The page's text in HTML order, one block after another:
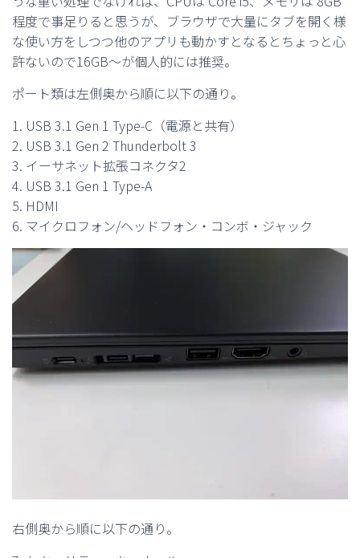
程度で事足りると思うが、ブラウザで大量にタブを開く様
な使い方をしつつ他のアプリも動かすとなるとちょっと心
許ないので16GB〜が個人的には推奨。
ポート類は左側奥から順に以下の通り。
1. USB 3.1 Gen 1 Type-C（電源と共有）
2. USB 3.1 Gen 2 Thunderbolt 3
3. イーサネット拡張コネクタ2
4. USB 3.1 Gen 1 Type-A
5. HDMI
6. マイクロフォン/ヘッドフォン・コンボ・ジャック
右側奥から順に以下の通り。